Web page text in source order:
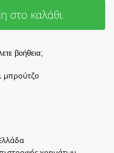
στο καλάθι
βοήθεια;
μπρούτζο